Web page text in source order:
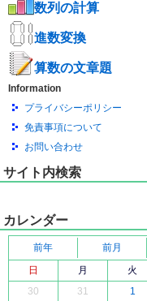
数列の計算
進数変換
算数の文章題
Information
プライバシーポリシー
免責事項について
お問い合わせ
サイト内検索
カレンダー
前年 前月
日
月 火
30
31 1